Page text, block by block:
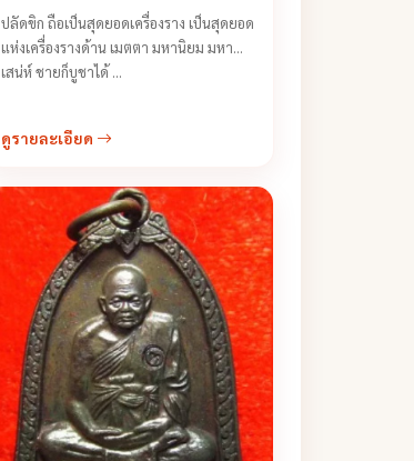
ปลัดขิก ถือเป็นสุดยอดเครื่องราง เป็นสุดยอด
แห่งเครื่องรางด้าน เมตตา มหานิยม มหา
เสน่ห์ ชายก็บูชาได้ ...
ดูรายละเอียด